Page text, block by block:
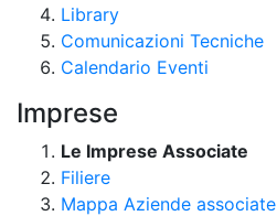
Library
Comunicazioni Tecniche
Calendario Eventi
Imprese
Le Imprese Associate
Filiere
Mappa Aziende associate